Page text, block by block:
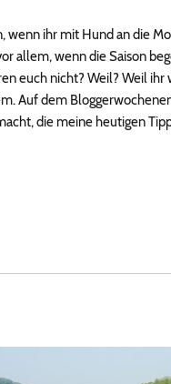
wenn ihr mit Hund an die
allem, wenn die Saison
euch nicht? Weil? Weil
Auf dem
die meine heutigen